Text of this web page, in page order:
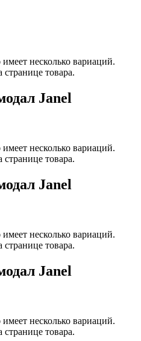
имеет несколько вариаций.
товара.
Janel
имеет несколько вариаций.
товара.
Janel
имеет несколько вариаций.
товара.
Janel
имеет несколько вариаций.
товара.